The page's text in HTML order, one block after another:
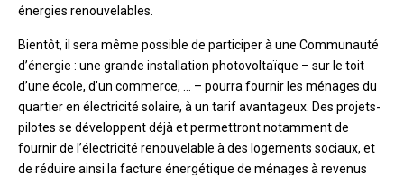
énergies renouvelables.
Bientôt, il sera même possible de participer à une Communauté
d’énergie : une grande installation photovoltaïque – sur le toit
d’une école, d’un commerce, … – pourra fournir les ménages du
quartier en électricité solaire, à un tarif avantageux. Des projets-
pilotes se développent déjà et permettront notamment de
fournir de l’électricité renouvelable à des logements sociaux, et
de réduire ainsi la facture énergétique de ménages à revenus